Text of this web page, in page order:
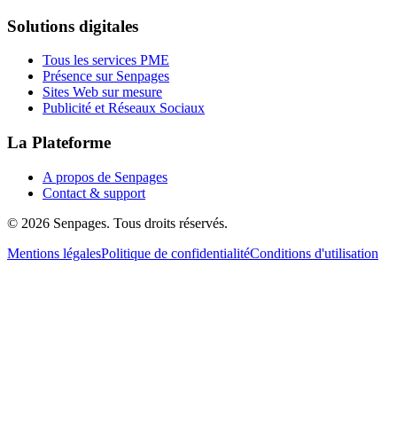
Solutions digitales
Tous les services PME
Présence sur Senpages
Sites Web sur mesure
Publicité et Réseaux Sociaux
La Plateforme
A propos de Senpages
Contact & support
© 2026 Senpages. Tous droits réservés.
Mentions légalesPolitique de confidentialitéConditions d'utilisation